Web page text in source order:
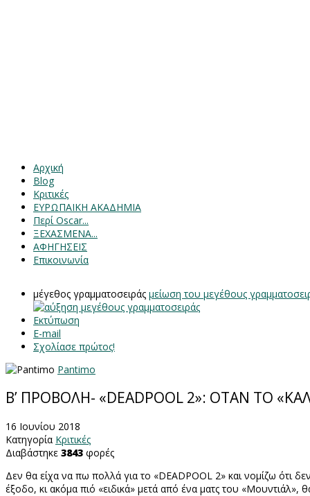
Αρχική
Blog
Κριτικές
ΕΥΡΩΠΑΙΚΗ ΑΚΑΔΗΜΙΑ
Περί Oscar...
ΞΕΧΑΣΜΕΝΑ...
ΑΦΗΓΗΣΕΙΣ
Επικοινωνία
μέγεθος γραμματοσειράς μείωση του μεγέθους
Εκτύπωση
E-mail
Σχολίασε πρώτος!
Pantimo
Β’ ΠΡΟΒΟΛΗ- «DEADPOOL 2»: ΟΤΑΝ ΤΟ
16 Ιουνίου 2018
Κατηγορία Κριτικές
Διαβάστηκε 3843 φορές
Δεν θα είχα να πω πολλά για το «DEADPOOL 2» και νομίζω ότι
έξοδο, κι ακόμα πιό «ειδικά» μετά από ένα ματς του